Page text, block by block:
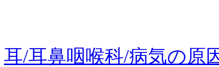
耳/耳鼻咽喉科/病気の原